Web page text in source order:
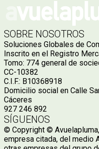
SOBRE NOSOTROS
Soluciones Globales de
Inscrito en el Registro
Tomo: 774 general de
CC-10382
C.I.F.: B10368918
Domicilio social en Calle
Cáceres
927 246 892
SÍGUENOS
© Copyright ©
empresa citada, del medio